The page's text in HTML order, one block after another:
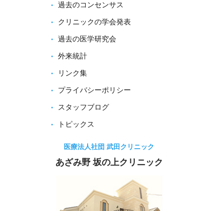
過去のコンセンサス
クリニックの学会発表
過去の医学研究会
外来統計
リンク集
プライバシーポリシー
スタッフブログ
トピックス
医療法人社団 武田クリニック
あざみ野 坂の上クリニック